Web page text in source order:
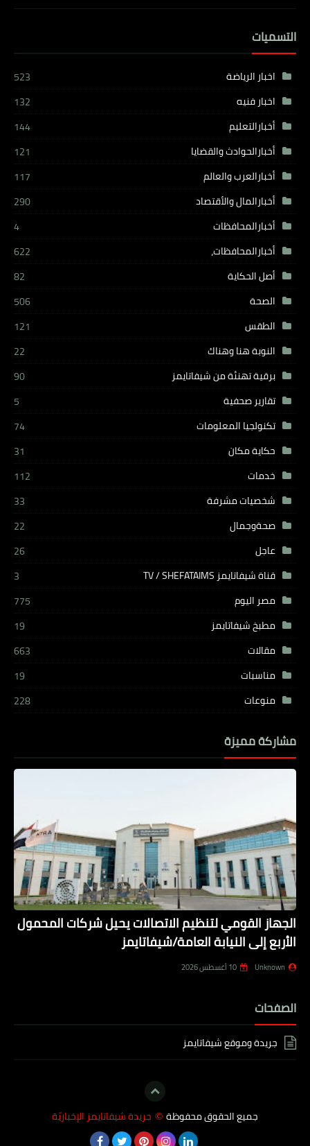
التسميات
اخبار الرياضة
523
اخبار فنيه
132
أخبارالتعليم
144
أخبارالحوادث والقضايا
121
أخبارالعرب والعالم
117
أخبارالمال والأقتصاد
290
أخبارالمحافظات
4
أخبارالمحافظات،
622
أصل الحكاية
82
الصحة
506
الطقس
121
النوبة هنا وهناك
22
برقية تهنئة من شيفاتايمز
90
تقارير صحفية
5
تكنولجيا المعلومات
74
حكاية مكان
31
خدمات
112
شخصيات مشرفة
33
صحةوجمال
22
عاجل
26
قناة شيفاتايمز TV / SHEFATAIMS
3
مصر اليوم
775
مطبخ شيفاتايمز
19
مقالات
663
مناسبات
19
منوعات
228
مشاركة مميزة
الجهاز القومي لتنظيم الاتصالات يحيل شركات المحمول
الأربع إلى النيابة العامة/شيفاتايمز
Unknown 10 أغسطس 2026
الصفحات
جريدة وموقع شيفاتايمز
جميع الحقوق محفوظة © جريدة شيفاتايمز الإخباريّة